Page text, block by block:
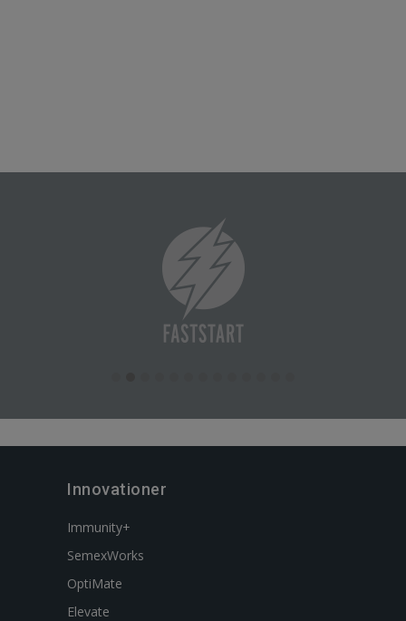
Innovationer
Immunity+
SemexWorks
OptiMate
Elevate